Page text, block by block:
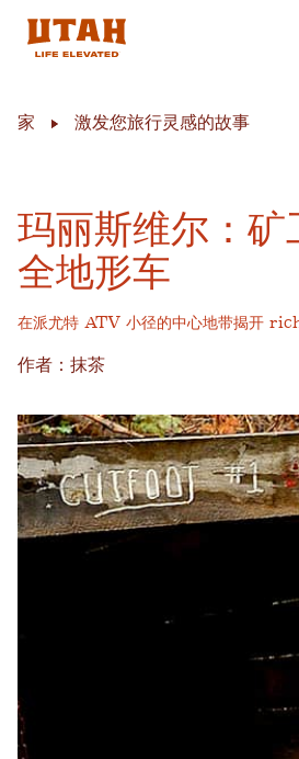
家 激发您旅行灵感的故事
玛丽斯维尔：矿
全地形车
在派尤特 ATV 小径的中心地带揭开 rich
作者：抹茶